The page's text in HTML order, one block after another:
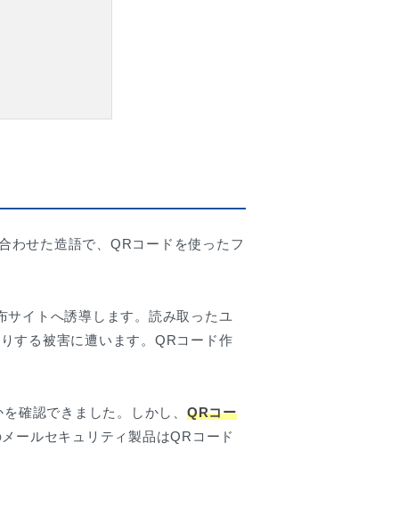
わせた造語で、QRコードを使ったフ
イトへ誘導します。読み取ったユ
する被害に遭います。QRコード作
確認できました。しかし、 QRコー
ールセキュリティ製品はQRコード